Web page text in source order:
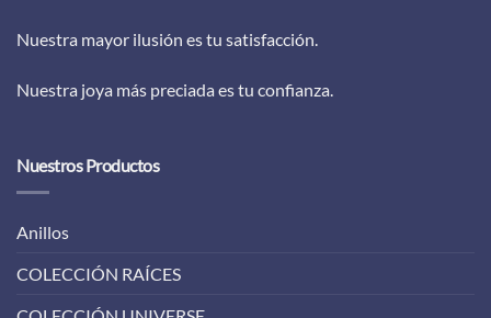
Nuestra mayor ilusión es tu satisfacción.
Nuestra joya más preciada es tu confianza.
Nuestros Productos
Anillos
COLECCIÓN RAÍCES